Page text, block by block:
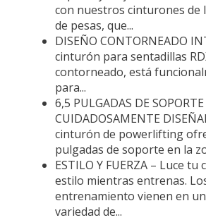
con nuestros cinturones de
de pesas, que...
DISEÑO CONTORNEADO
cinturón para sentadillas
contorneado, está
para...
6,5 PULGADAS DE SOPORTE
CUIDADOSAMENTE
cinturón de powerlifting
pulgadas de soporte en la
ESTILO Y FUERZA – Luce
estilo mientras entrenas.
entrenamiento vienen en
variedad de...